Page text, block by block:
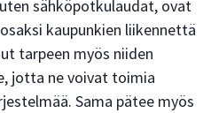
sähköpotkulaudat, ovat
kaupunkien liikennettä
tarpeen myös niiden
jotta ne voivat toimia
Sama pätee myös